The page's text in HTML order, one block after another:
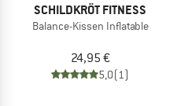
SCHILDKRÖT FITNESS
Balance-Kissen Inflatable
24,95 €
5,0(1)